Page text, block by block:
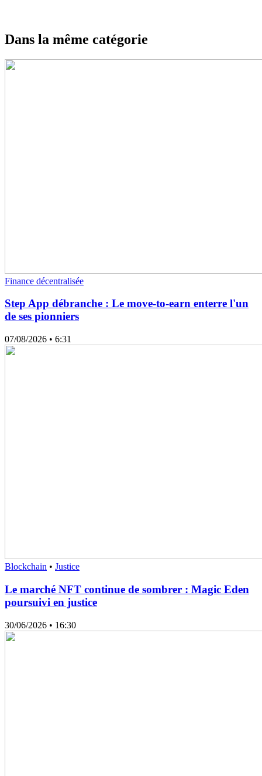
Dans la même catégorie
Finance décentralisée
Step App débranche : Le move-to-earn enterre l'un
de ses pionniers
07/08/2026 • 6:31
Blockchain • Justice
Le marché NFT continue de sombrer : Magic Eden
poursuivi en justice
30/06/2026 • 16:30